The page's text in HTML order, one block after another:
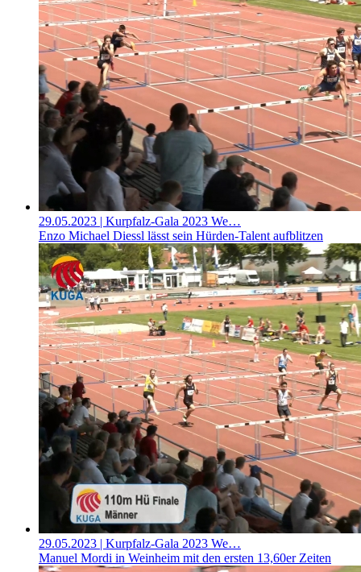
29.05.2023 | Kurpfalz-Gala 2023 We…
Enzo Michael Diessl lässt sein Hürden-Talent aufblitzen
29.05.2023 | Kurpfalz-Gala 2023 We…
Manuel Mordi in Weinheim mit den ersten 13,60er Zeiten